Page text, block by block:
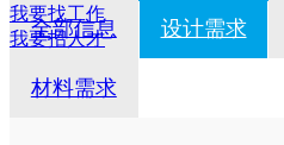
我要找工作
我要招人才
全部信息 设计需求
材料需求